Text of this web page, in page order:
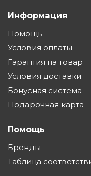
Информация
Помощь
Условия оплаты
Гарантия на товар
Условия доставки
Бонусная система
Подарочная карта
Помощь
Бренды
Таблица